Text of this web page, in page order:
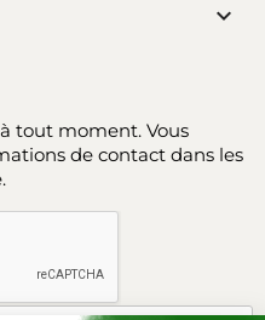

tout moment. Vous
de contact dans les